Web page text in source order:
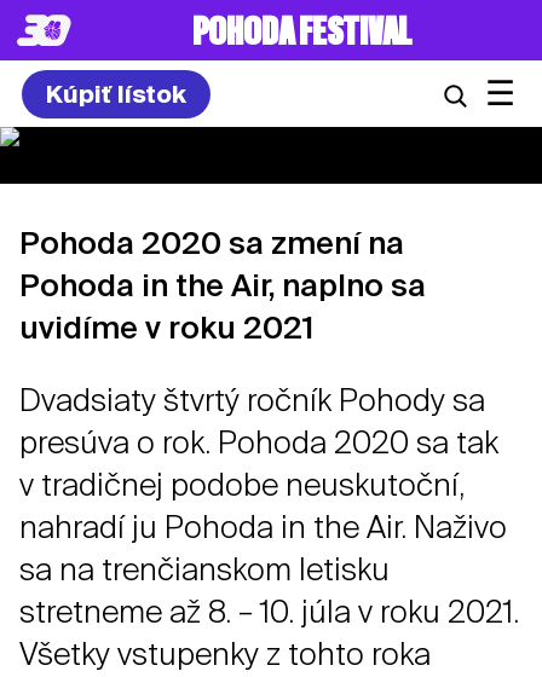
POHODA FESTIVAL
Kúpiť lístok ☰
Pohoda 2020 sa zmení na
Pohoda in the Air, naplno sa
uvidíme v roku 2021
Dvadsiaty štvrtý ročník Pohody sa
presúva o rok. Pohoda 2020 sa tak
v tradičnej podobe neuskutoční,
nahradí ju Pohoda in the Air. Naživo
sa na trenčianskom letisku
stretneme až 8. – 10. júla v roku 2021.
Všetky vstupenky z tohto roka